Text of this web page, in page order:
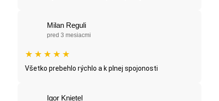
Milan Reguli
pred 3 mesiacmi
★ ★ ★ ★ ★
Všetko prebehlo rýchlo a k plnej spojonosti
Igor Knietel